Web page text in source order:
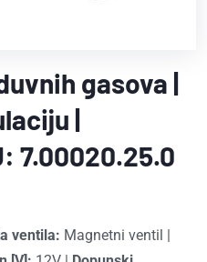
gasova |
|
7.00020.25.0
ventila: Magnetni ventil